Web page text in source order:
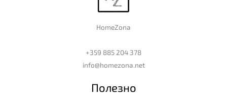
HomeZona
+359 885 204 378
info@homezona.net
Полезно